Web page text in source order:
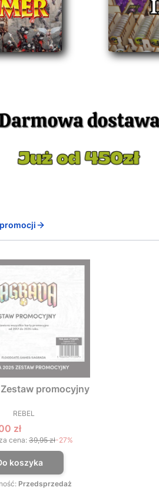
promocyjny
PRODUCENT
REBEL
promocyjna
zł
cena:39,95 zł-27%
koszyka
Przedsprzedaż